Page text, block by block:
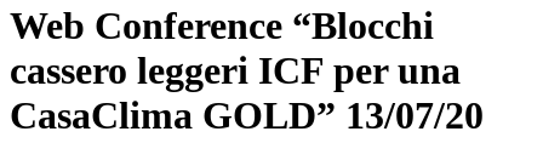
Web Conference “Blocchi
cassero leggeri ICF per una
CasaClima GOLD” 13/07/20